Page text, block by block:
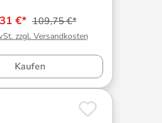
€* 109,75 €*
zzgl. Versandkosten
Kaufen